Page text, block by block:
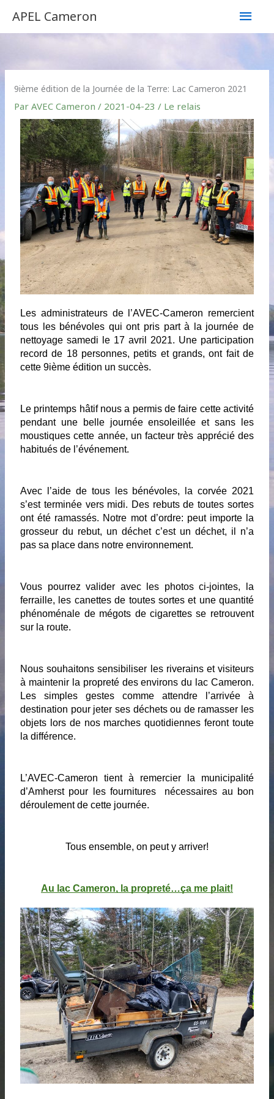
contenu
APEL Cameron
9ième édition de la Journée de la Terre: Lac Cameron 2021
ParAVEC Cameron/ 2021-04-23/ Le relais
Les administrateurs de l’AVEC-Cameron remercient
tous les bénévoles qui ont pris part à la journée de
nettoyage samedi le 17 avril 2021. Une participation
record de 18 personnes, petits et grands, ont fait de
cette 9ième édition un succès.
Le printemps hâtif nous a permis de faire cette activité
pendant une belle journée ensoleillée et sans les
moustiques cette année, un facteur très apprécié des
habitués de l’événement.
Avec l’aide de tous les bénévoles, la corvée 2021
s’est terminée vers midi. Des rebuts de toutes sortes
ont été ramassés. Notre mot d’ordre: peut importe la
grosseur du rebut, un déchet c’est un déchet, il n’a
pas sa place dans notre environnement.
Vous pourrez valider avec les photos ci-jointes, la
ferraille, les canettes de toutes sortes et une quantité
phénoménale de mégots de cigarettes se retrouvent
sur la route.
Nous souhaitons sensibiliser les riverains et visiteurs
à maintenir la propreté des environs du lac Cameron.
Les simples gestes comme attendre l’arrivée à
destination pour jeter ses déchets ou de ramasser les
objets lors de nos marches quotidiennes feront toute
la différence.
L’AVEC-Cameron tient à remercier la municipalité
d’Amherst pour les fournitures  nécessaires au bon
déroulement de cette journée.
Tous ensemble, on peut y arriver!
Au lac Cameron, la propreté…ça me plait!